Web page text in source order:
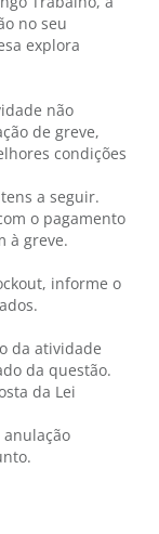
no seu
explora
não
de greve,
condições
a seguir.
o pagamento
à greve.
informe o
da atividade
da questão.
da Lei